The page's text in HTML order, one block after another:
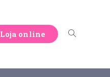
Loja online